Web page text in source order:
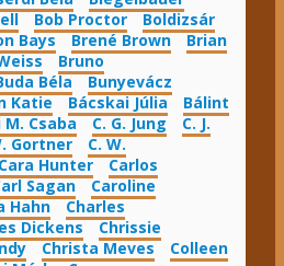
Bob Proctor
Boldizsár
Bays Brené Brown
Brian
Bruno
Béla
Bunyevácz
Katie Bácskai Júlia
Bálint
M. Csaba C. G. Jung
C. J.
Gortner
C. W.
Hunter
Carlos
Sagan
Caroline
Hahn
Charles
Dickens
Chrissie
Christa Meves
Colleen